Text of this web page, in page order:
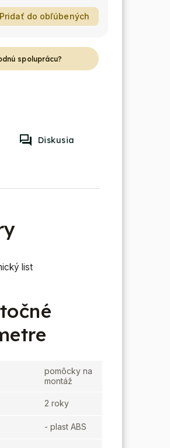
Pridať do obľúbených
spoluprácu?
Diskusia
list
pomôcky na
montáž
2 roky
- plast ABS